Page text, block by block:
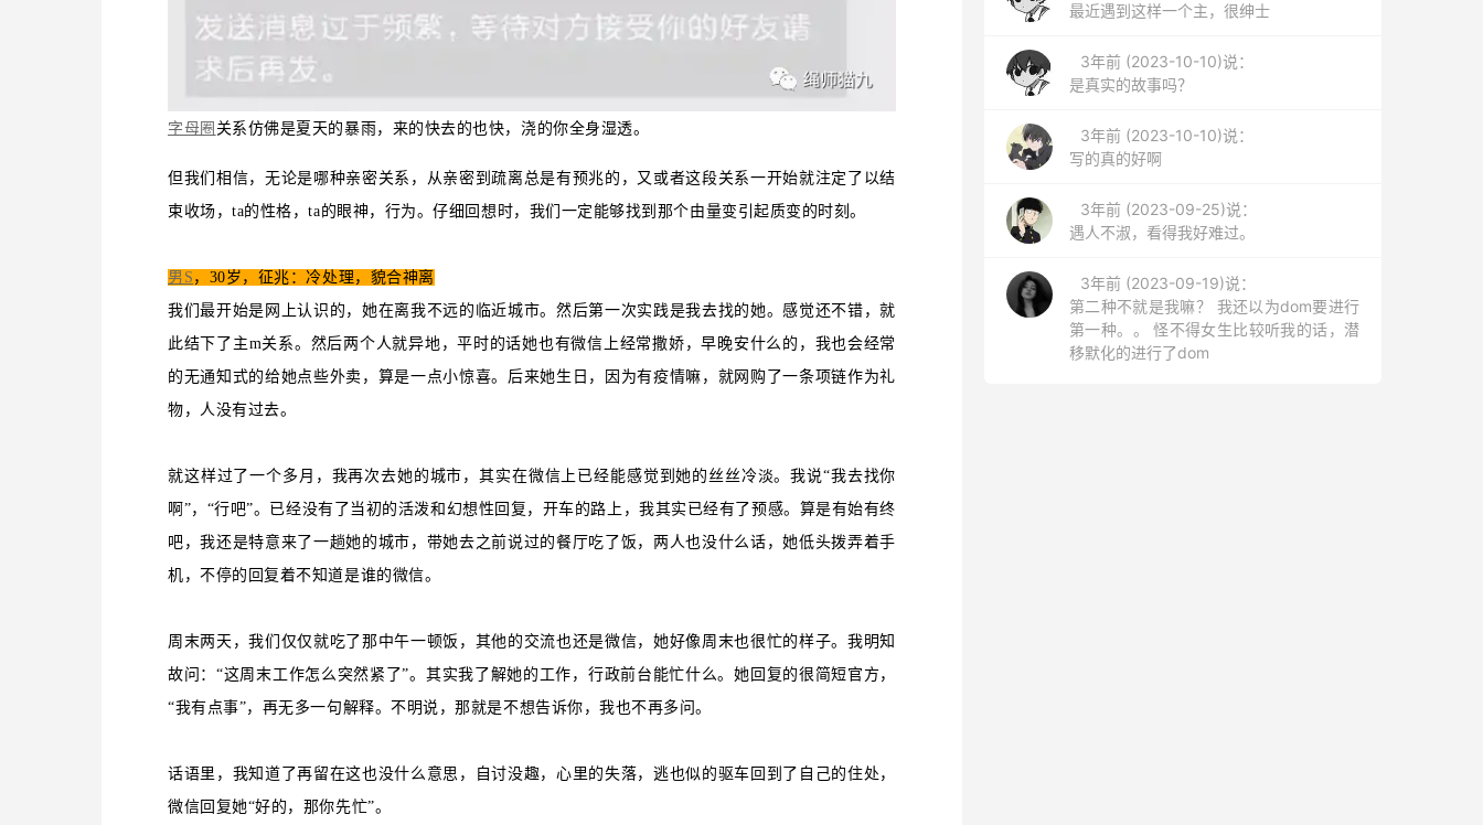
字母圈 关系仿佛是夏天的暴雨，来的快去的也快，浇的你全身湿透。
但我们相信，无论是哪种亲密关系，从亲密到疏离总是有预兆的，又或者这段关系一开始就注定了以结
束收场，ta的性格，ta的眼神，行为。仔细回想时，我们一定能够找到那个由量变引起质变的时刻。
男S ，30岁，征兆：冷处理，貌合神离
我们最开始是网上认识的，她在离我不远的临近城市。然后第一次实践是我去找的她。感觉还不错，就
此结下了主m关系。然后两个人就异地，平时的话她也有微信上经常撒娇，早晚安什么的，我也会经常
的无通知式的给她点些外卖，算是一点小惊喜。后来她生日，因为有疫情嘛，就网购了一条项链作为礼
物，人没有过去。
就这样过了一个多月，我再次去她的城市，其实在微信上已经能感觉到她的丝丝冷淡。我说“我去找你
啊”，“行吧”。已经没有了当初的活泼和幻想性回复，开车的路上，我其实已经有了预感。算是有始有终
吧，我还是特意来了一趟她的城市，带她去之前说过的餐厅吃了饭，两人也没什么话，她低头拨弄着手
机，不停的回复着不知道是谁的微信。
周末两天，我们仅仅就吃了那中午一顿饭，其他的交流也还是微信，她好像周末也很忙的样子。我明知
故问：“这周末工作怎么突然紧了”。其实我了解她的工作，行政前台能忙什么。她回复的很简短官方，
“我有点事”，再无多一句解释。不明说，那就是不想告诉你，我也不再多问。
话语里，我知道了再留在这也没什么意思，自讨没趣，心里的失落，逃也似的驱车回到了自己的住处，
微信回复她“好的，那你先忙”。
最近遇到这样一个主，很绅士
3年前 (2023-10-10)说：
是真实的故事吗？
3年前 (2023-10-10)说：
写的真的好啊
3年前 (2023-09-25)说：
遇人不淑，看得我好难过。
3年前 (2023-09-19)说：
第二种不就是我嘛？ 我还以为dom要进行
第一种。。 怪不得女生比较听我的话，潜
移默化的进行了dom